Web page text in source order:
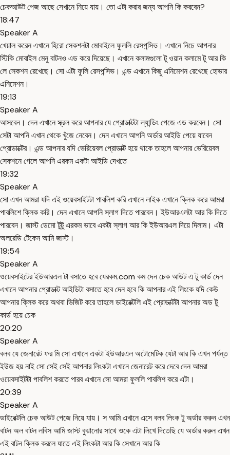
চেকআউট পেজ আছে সেখানে নিয়ে যায়। তো এটা করার জন্য আপনি কি করবেন?
18:47
Speaker A
খেয়াল করেন এখানে হিরো সেকশনটা মোবাইলে ফুললি রেসপন্সিভ। এখানে নিচে আপনার
স্টিকি মোবাইল মেনু বাটনও এড করে দিয়েছে। এখানে কলামগুলো টু ওয়ান কলামে টু আর কি
লে সেকশন রেখেছে। সো এটা ফুলি রেসপন্সিভ। এন্ড এখানে কিছু এনিমেশন রেখেছে হোভার
এনিমেশন।
19:13
Speaker A
আসবেন। দেন এখানে স্ক্রল করে আপনার যে প্রোডাক্টটা ল্যান্ডিং পেজে এড করবেন। সো
সেটা আপনি এখান থেকে খুঁজে নেবেন। দেন এখানে আপনি অর্ডার আইডি পেয়ে যাবেন
প্রোডাক্টের। এন্ড আপনার যদি ভেরিয়েবল প্রোডাক্ট হয়ে থাকে তাহলে আপনার ভেরিয়েবল
সেকশনে গেলে আপনি এরকম একটা আইডি দেখতে
19:32
Speaker A
সো এখন আমরা যদি এই ওয়েবসাইটটা পাবলিশ করি এখানে লাইক এখানে ক্লিক করে আমরা
পাবলিশে ক্লিক করি। দেন এখানে আপনি স্লাগ দিতে পারবেন। ইউআরএলটা আর কি দিতে
পারবেন। জাস্ট ডেমো টুটু এরকম ভাবে একটা স্লাগ আর কি ইউআরএল দিয়ে দিলাম। এটা
অলরেডি টেকেন আমি জাস্ট।
19:54
Speaker A
ওয়েবসাইটের ইউআরএল টা বসাতে হবে যেরকম.com কম দেন চেক আউট এ টু কার্ড দেন
এখানে আপনার প্রোডাক্ট আইডিটা বসাতে হবে দেন হবে কি আপনার এই লিংকে যদি কেউ
আপনার ক্লিক করে অথবা ভিজিট করে তাহলে ডাইরেক্টলি এই প্রোডাক্টটা আপনার অড টু
কার্ড হয়ে চেক
20:20
Speaker A
বলব যে জেনারেট ফর মি সো এখানে একটা ইউআরএল অটোমেটিক যেটা আর কি এখন পর্যন্ত
ইউজ হয় নাই সো সেই সেই আপনার লিংকটা এখানে জেনারেট করে দেবে দেন আমরা
ওয়েবসাইটটা পাবলিশ করতে পারব এখানে সো আমরা ফুললি পাবলিশ করে এটা।
20:39
Speaker A
ডাইরেক্টলি চেক আউট পেজে নিয়ে যায়। স আমি এখানে এসে বলব লিংক টু অর্ডার করুন এখন
বাটন অল বাটন লবিস আমি জাস্ট বুঝানোর সাথে ওকে এটা লিখে দিতেছি যে অর্ডার করুন এখন
এই বাটন ক্লিক করলে যাতে এই লিংকটা আর কি সেখানে আর কি